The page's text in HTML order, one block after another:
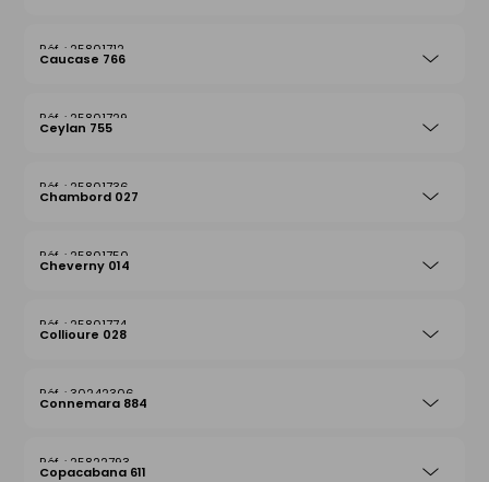
25801712
Caucase 766
25801729
Ceylan 755
25801736
Chambord 027
25801750
Cheverny 014
25801774
Collioure 028
30242306
Connemara 884
25822793
Copacabana 611